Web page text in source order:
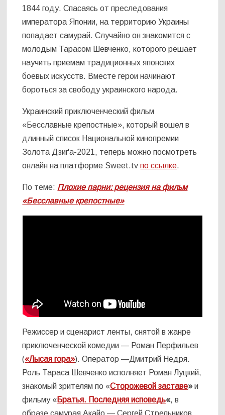
1844 году. Спасаясь от преследования
императора Японии, на территорию Украины
попадает самурай. Случайно он знакомится с
молодым Тарасом Шевченко, которого решает
научить приемам традиционных японских
боевых искусств. Вместе герои начинают
бороться за свободу украинского народа.
Украинский приключенческий фильм
«Бесславные крепостные», который вошел в
длинный список Национальной кинопремии
Золота Дзиґа-2021, теперь можно посмотреть
онлайн на платформе Sweet.tvпо ссылке.
По теме: Плохие парни: рецензия на фильм
«Бесславные крепостные»
Режиссер и сценарист ленты, снятой в жанре
приключенческой комедии — Роман Перфильев
(«Лысая гора»). Оператор —Дмитрий Недря.
Роль Тараса Шевченко исполняет Роман Луцкий,
знакомый зрителям по «Сторожевой заставе»и
фильму «Братья. Последняя исповедь«, в
образе самурая Акайо — Сергей Стрельников